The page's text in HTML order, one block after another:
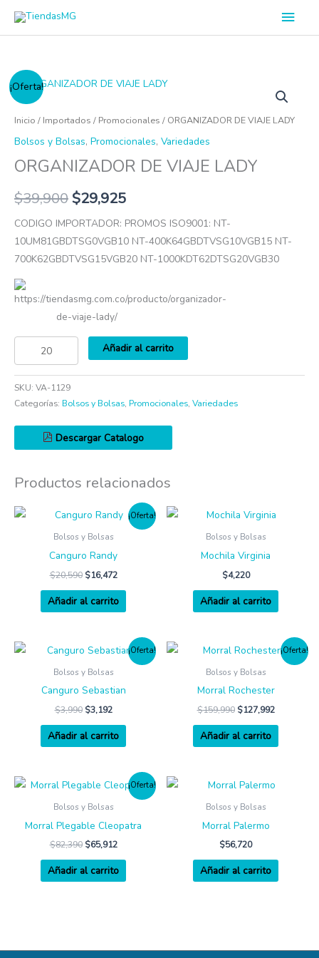
¡Oferta!
Inicio / Importados / Promocionales / ORGANIZADOR DE VIAJE LADY
Bolsos y Bolsas, Promocionales, Variedades
ORGANIZADOR DE VIAJE LADY
$39,900$29,925
CODIGO IMPORTADOR: PROMOS ISO9001: NT-
10UM81GBDTSG0VGB10 NT-400K64GBDTVSG10VGB15 NT-
700K62GBDTVSG15VGB20 NT-1000KDT62DTSG20VGB30
https://tiendasmg.com.co/producto/organizador-
de-viaje-lady/
ORGANIZADOR
DE
VIAJE
LADY
Añadir al carrito
SKU: VA-1129
Categorías: Bolsos y Bolsas, Promocionales, Variedades
Descargar Catalogo
Productos relacionados
¡Oferta!
Bolsos y Bolsas
Canguro Randy
$20,590 $16,472
Añadir al carrito
Bolsos y Bolsas
Mochila Virginia
$4,220
Añadir al carrito
¡Oferta!
Bolsos y Bolsas
Canguro Sebastian
$3,990 $3,192
Añadir al carrito
¡Oferta!
Bolsos y Bolsas
Morral Rochester
$159,990 $127,992
Añadir al carrito
¡Oferta!
Bolsos y Bolsas
Morral Plegable Cleopatra
$82,390 $65,912
Añadir al carrito
Bolsos y Bolsas
Morral Palermo
$56,720
Añadir al carrito